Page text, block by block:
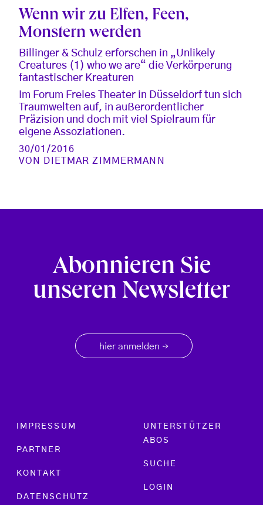
Wenn wir zu Elfen, Feen,
Monstern werden
Billinger & Schulz erforschen in „Unlikely
Creatures (1) who we are“ die Verkörperung
fantastischer Kreaturen
Im Forum Freies Theater in Düsseldorf tun sich
Traumwelten auf, in außerordentlicher
Präzision und doch mit viel Spielraum für
eigene Assoziationen.
30/01/2016
VON
DIETMAR ZIMMERMANN
Abonnieren Sie
unseren Newsletter
hier anmelden →
Footer menu
IMPRESSUM
PARTNER
KONTAKT
DATENSCHUTZ
UNTERSTÜTZER
ABOS
SUCHE
LOGIN